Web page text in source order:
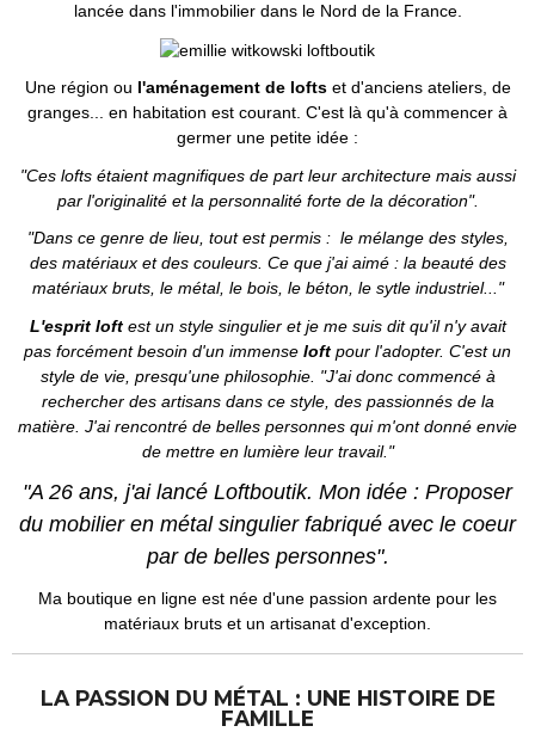
lancée dans l'immobilier dans le Nord de la France.
Une région ou l'aménagement de lofts et d'anciens ateliers, de
granges... en habitation est courant. C'est là qu'à commencer à
germer une petite idée :
"Ces lofts étaient magnifiques de part leur architecture mais aussi
par l'originalité et la personnalité forte de la décoration".
"Dans ce genre de lieu, tout est permis : le mélange des styles,
des matériaux et des couleurs. Ce que j'ai aimé : la beauté des
matériaux bruts, le métal, le bois, le béton, le sytle industriel..."
L'esprit loft est un style singulier et je me suis dit qu'il n'y avait
pas forcément besoin d'un immense loft pour l'adopter. C'est un
style de vie, presqu'une philosophie. "J'ai donc commencé à
rechercher des artisans dans ce style, des passionnés de la
matière. J'ai rencontré de belles personnes qui m'ont donné envie
de mettre en lumière leur travail."
"A 26 ans, j'ai lancé Loftboutik. Mon idée : Proposer
du mobilier en métal singulier fabriqué avec le coeur
par de belles personnes".
Ma boutique en ligne est née d'une passion ardente pour les
matériaux bruts et un artisanat d'exception.
LA PASSION DU MÉTAL : UNE HISTOIRE DE
FAMILLE